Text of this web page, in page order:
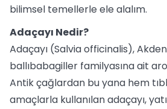
bilimsel temellerle ele alalım.
Adaçayı Nedir?
Adaçayı (Salvia officinalis),
ballıbabagiller familyasına ait
Antik çağlardan bu yana hem
amaçlarla kullanılan adaçayı,